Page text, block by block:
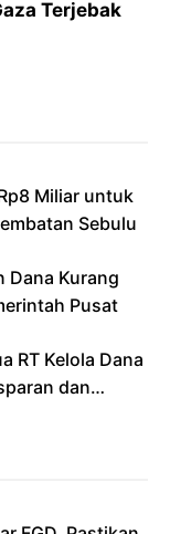
Terjebak
Miliar untuk
Sebulu
Dana Kurang
Pusat
RT Kelola Dana
dan